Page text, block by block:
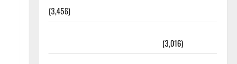
(3,456)
(3,016)